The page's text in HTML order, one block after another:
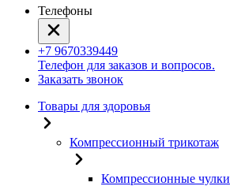
Телефоны
+7 9670339449
Телефон для заказов и вопросов.
Заказать звонок
Товары для здоровья
Компрессионный трикотаж
Компрессионные чулки